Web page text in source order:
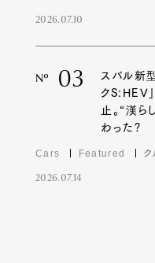
2026.07.10
Nº 03
スバル新
クS:HEV
止。“漢ら
わった?
Cars Featured ク
2026.07.14